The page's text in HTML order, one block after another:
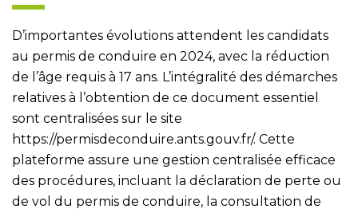
D’importantes évolutions attendent les candidats
au permis de conduire en 2024, avec la réduction
de l’âge requis à 17 ans. L’intégralité des démarches
relatives à l’obtention de ce document essentiel
sont centralisées sur le site
https://permisdeconduire.ants.gouv.fr/. Cette
plateforme assure une gestion centralisée efficace
des procédures, incluant la déclaration de perte ou
de vol du permis de conduire, la consultation de